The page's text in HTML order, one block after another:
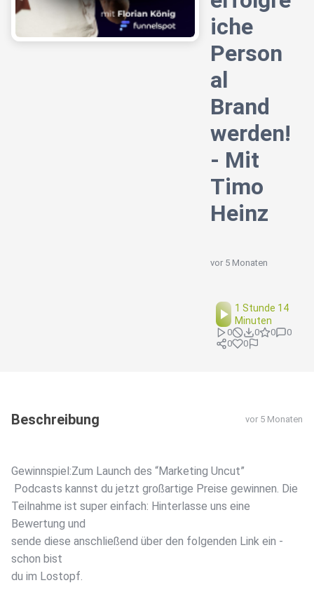
iche
Person
al
Brand
werden!
- Mit
Timo
Heinz
vor 5 Monaten
1 Stunde 14
Minuten
0 0 0
0
0
0
Beschreibung vor 5 Monaten
Gewinnspiel:Zum Launch des “Marketing Uncut”
Podcasts kannst du jetzt großartige Preise gewinnen. Die
Teilnahme ist super einfach: Hinterlasse uns eine
Bewertung und
sende diese anschließend über den folgenden Link ein -
schon bist
du im Lostopf.